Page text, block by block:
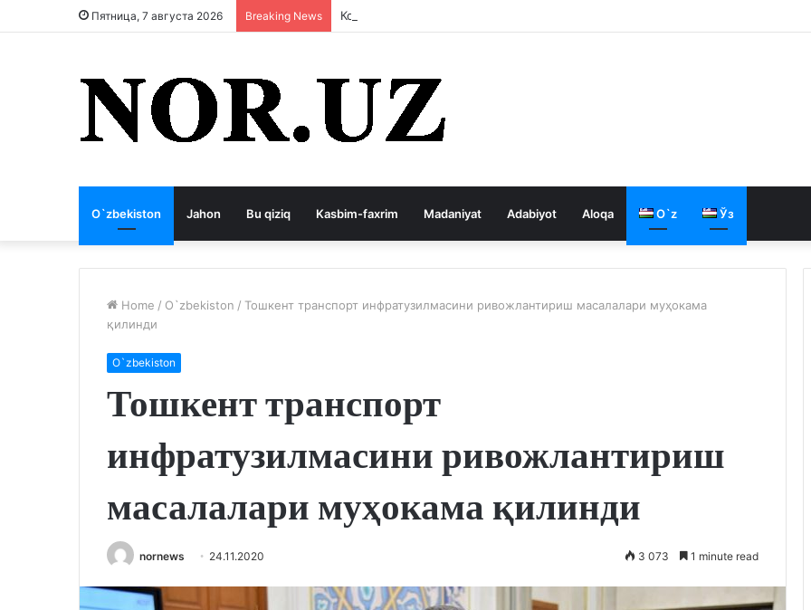
Пятница, 7 августа 2026 Breaking News Коррупция давлатни кемиради
O`zbekiston Jahon Bu qiziq Kasbim-faxrim Madaniyat Adabiyot Aloqa O`z Ўз
Home / O`zbekiston / Тошкент транспорт инфратузилмасини ривожлантириш масалалари муҳокама
қилинди
O`zbekiston
Тошкент транспорт
инфратузилмасини ривожлантириш
масалалари муҳокама қилинди
nornews 24.11.2020 3 073 1 minute read